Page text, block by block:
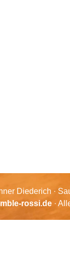
Diederich ·
rossi.de·